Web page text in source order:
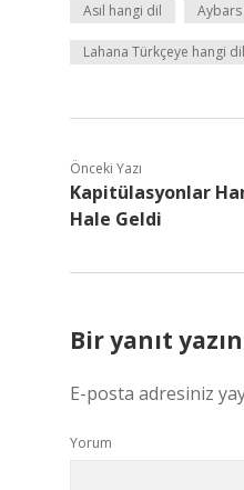
Asıl hangi dil
Lahana Türkçeye hangi
Önceki Yazı
Kapitülasyonlar
Hale Geldi
Bir yanıt yazın
E-posta adresiniz
Yorum